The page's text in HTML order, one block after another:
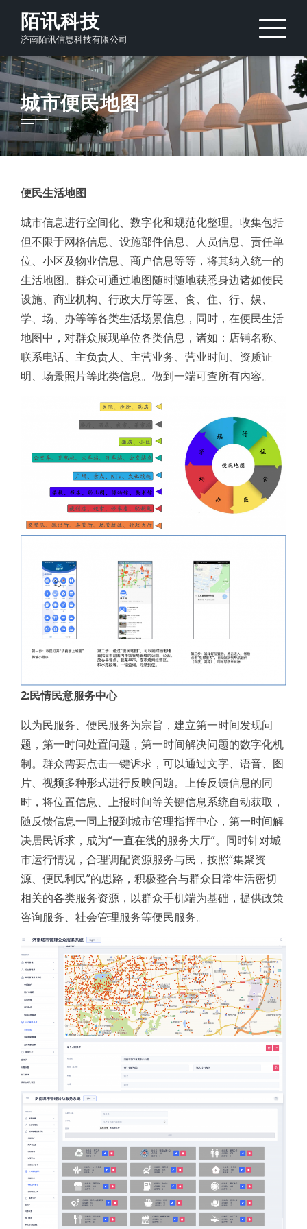
content
陌讯科技
济南陌讯信息科技有限公司
城市便民地图
便民生活地图
城市信息进行空间化、数字化和规范化整理。收集包括
但不限于网格信息、设施部件信息、人员信息、责任单
位、小区及物业信息、商户信息等等，将其纳入统一的
生活地图。群众可通过地图随时随地获悉身边诸如便民
设施、商业机构、行政大厅等医、食、住、行、娱、
学、场、办等等各类生活场景信息，同时，在便民生活
地图中，对群众展现单位各类信息，诸如：店铺名称、
联系电话、主负责人、主营业务、营业时间、资质证
明、场景照片等此类信息。做到一端可查所有内容。
2:民情民意服务中心
以为民服务、便民服务为宗旨，建立第一时间发现问
题，第一时问处置问题，第一时间解决问题的数字化机
制。群众需要点击一键诉求，可以通过文字、语音、图
片、视频多种形式进行反映问题。上传反馈信息的同
时，将位置信息、上报时间等关键信息系统自动获取，
随反馈信息一同上报到城市管理指挥中心，第一时间解
决居民诉求，成为“一直在线的服务大厅”。同时针对城
市运行情况，合理调配资源服务与民，按照“集聚资
源、便民利民”的思路，积极整合与群众日常生活密切
相关的各类服务资源，以群众手机端为基础，提供政策
咨询服务、社会管理服务等便民服务。